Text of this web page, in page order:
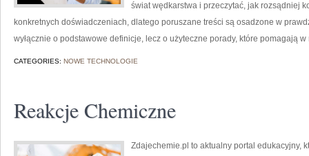
świat wędkarstwa i przeczytać, jak rozsądniej
konkretnych doświadczeniach, dlatego poruszane treści są osadzone w
wyłącznie o podstawowe definicje, lecz o użyteczne porady, które pomagają
CATEGORIES: NOWE TECHNOLOGIE
Reakcje Chemiczne
Zdajechemie.pl to aktualny portal edukacyjny,